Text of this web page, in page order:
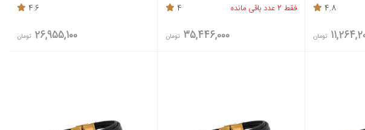
4.8
تومان
فقط 2 عدد باقی مانده 4
35,446,000 تومان
4.6
26,955,100 تومان